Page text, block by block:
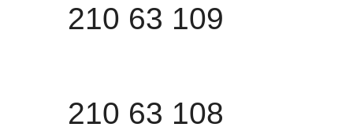
210 63 109
210 63 108